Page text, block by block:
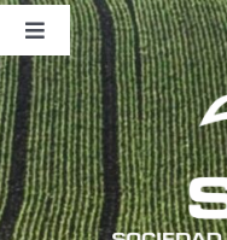
Saltar
contenido
Toggle
Navigation
Nosotros
Publicaciones
Sala de Prensa
Eventos